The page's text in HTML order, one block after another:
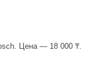
Цена — 18 000 ₸.